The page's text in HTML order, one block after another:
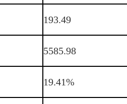
193.49
5585.98
19.41%